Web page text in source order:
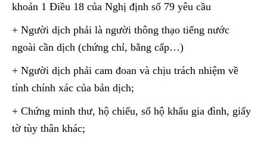
khoản 1 Điều 18 của Nghị định số 79 yêu cầu
+ Người dịch phải là người thông thạo tiếng nước
ngoài cần dịch (chứng chỉ, bằng cấp…)
+ Người dịch phải cam đoan và chịu trách nhiệm về
tính chính xác của bản dịch;
+ Chứng minh thư, hộ chiếu, sổ hộ khẩu gia đình, giấy
tờ tùy thân khác;